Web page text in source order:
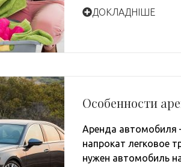
ДОКЛАДНІШЕ
Особенности
Аренда автомобиля
напрокат легковое
нужен автомобиль